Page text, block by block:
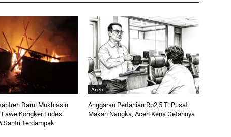
Darul Mukhlasin
Kongker Ludes
Santri Terdampak
Aceh
Anggaran Pertanian Rp2,5 T: Pusat
Makan Nangka, Aceh Kena Getahnya